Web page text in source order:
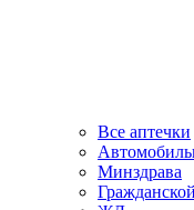
Все аптечки
Минздрава